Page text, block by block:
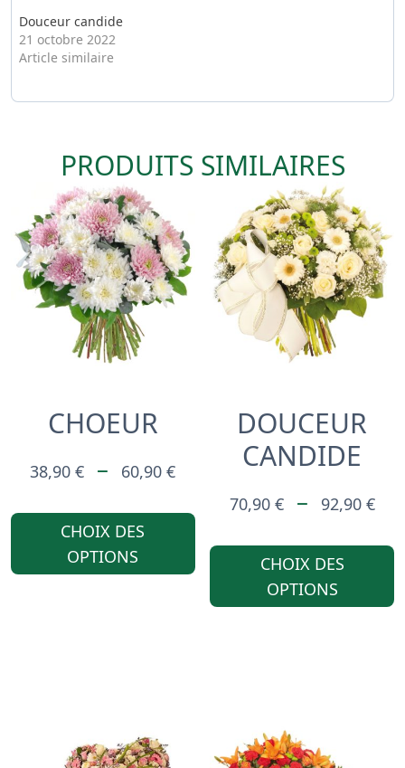
Douceur candide
21 octobre 2022
Article similaire
PRODUITS SIMILAIRES
CHOEUR
38,90€ – 60,90€PLAGE
38,90 €
CHOIX DES
OPTIONS
CE
PRODUIT
A
PLUSIEURS
PEUVENT
DOUCEUR
CANDIDE
70,90 € – 92,90 €
CHOIX DES
OPTIONS